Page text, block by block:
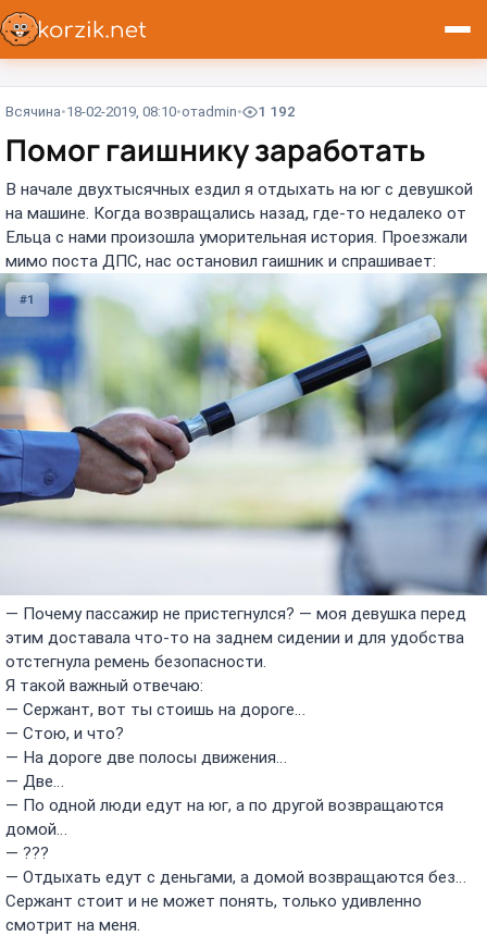
Всячина 18-02-2019, 08:10 отadmin 1 192
Помог гаишнику заработать
В начале двухтысячных ездил я отдыхать на юг с девушкой
на машине. Когда возвращались назад, где-то недалеко от
Ельца с нами произошла уморительная история. Проезжали
мимо поста ДПС, нас остановил гаишник и спрашивает:
#1
— Почему пассажир не пристегнулся? — моя девушка перед
этим доставала что-то на заднем сидении и для удобства
отстегнула ремень безопасности.
Я такой важный отвечаю:
— Сержант, вот ты стоишь на дороге…
— Стою, и что?
— На дороге две полосы движения…
— Две…
— По одной люди едут на юг, а по другой возвращаются
домой…
— ???
— Отдыхать едут с деньгами, а домой возвращаются без…
Сержант стоит и не может понять, только удивленно
смотрит на меня.